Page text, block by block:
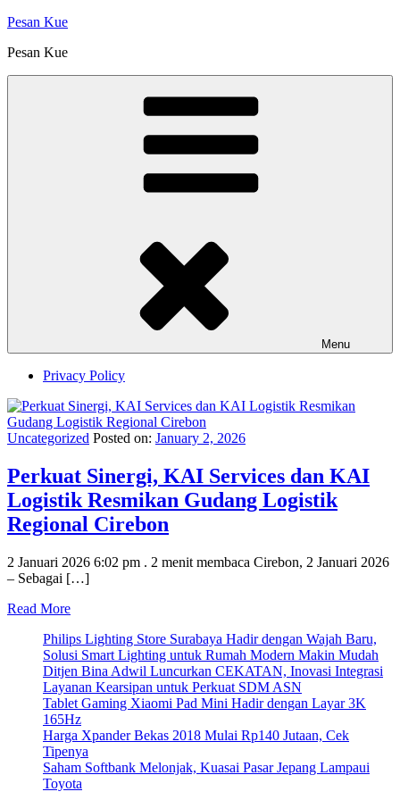
Skip
content
Pesan Kue
Pesan Kue
Menu
Privacy Policy
Uncategorized Posted on: January 2, 2026
Perkuat Sinergi, KAI Services dan KAI
Logistik Resmikan Gudang Logistik
Regional Cirebon
2 Januari 2026 6:02 pm . 2 menit membaca Cirebon, 2 Januari 2026
– Sebagai […]
Read More
Philips Lighting Store Surabaya Hadir dengan Wajah Baru,
Solusi Smart Lighting untuk Rumah Modern Makin Mudah
Ditjen Bina Adwil Luncurkan CEKATAN, Inovasi Integrasi
Layanan Kearsipan untuk Perkuat SDM ASN
Tablet Gaming Xiaomi Pad Mini Hadir dengan Layar 3K
165Hz
Harga Xpander Bekas 2018 Mulai Rp140 Jutaan, Cek
Tipenya
Saham Softbank Melonjak, Kuasai Pasar Jepang Lampaui
Toyota